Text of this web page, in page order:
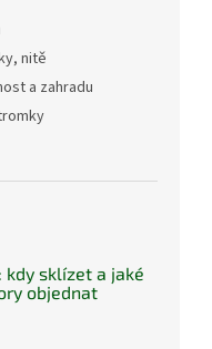
nitě
a zahradu
kdy sklízet a jaké
objednat